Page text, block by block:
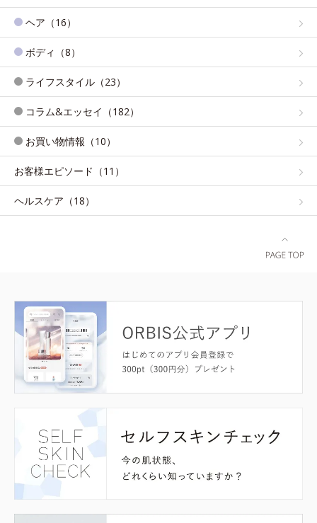
ヘア（16）
ボディ（8）
ライフスタイル（23）
コラム&エッセイ（182）
お買い物情報（10）
お客様エピソード（11）
ヘルスケア（18）